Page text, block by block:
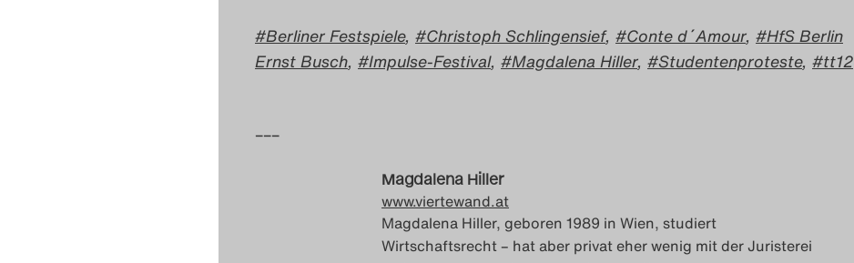
Berliner Festspiele, Christoph Schlingensief, Conte d´Amour,
HfS Berlin
Ernst Busch, Impulse-Festival, Magdalena Hiller, Studentenproteste, tt12
–––
Magdalena Hiller
www.viertewand.at
Magdalena Hiller, geboren 1989 in Wien, studiert
Wirtschaftsrecht – hat aber privat eher wenig mit der Juristerei